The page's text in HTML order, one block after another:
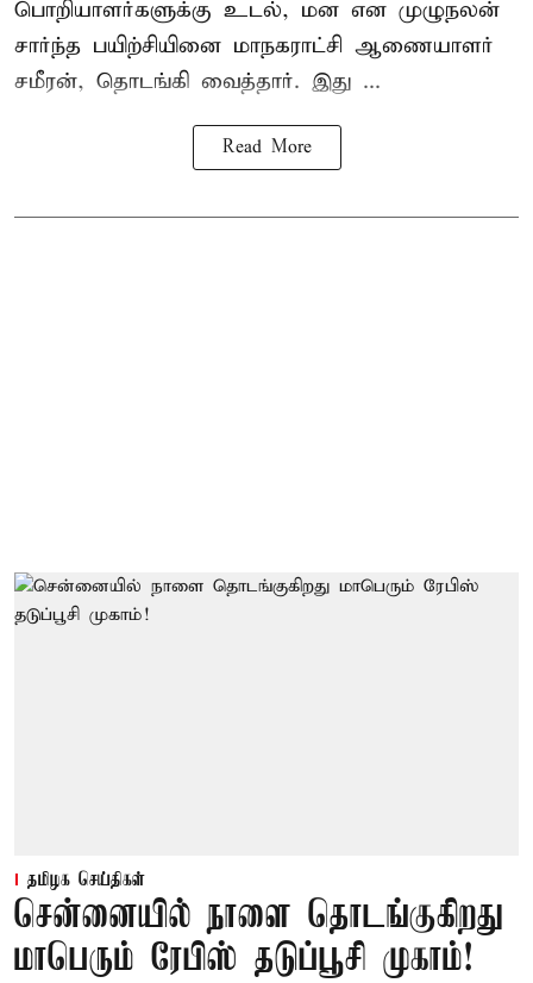
பொறியாளர்களுக்கு உடல், மன என முழுநலன்
சார்ந்த பயிற்சியினை மாநகராட்சி ஆணையாளர்
சமீரன், தொடங்கி வைத்தார். இது ...
Read More
தமிழக செய்திகள்
சென்னையில் நாளை தொடங்குகிறது
மாபெரும் ரேபிஸ் தடுப்பூசி முகாம்!